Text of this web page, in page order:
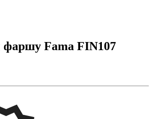
Fama FIN107